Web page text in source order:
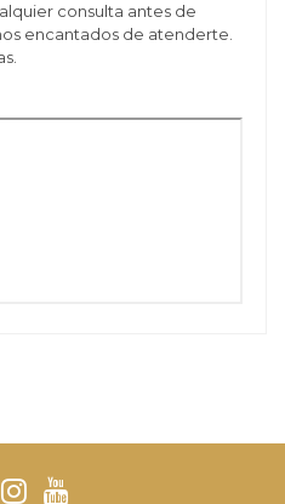
consulta antes de
encantados de atenderte.